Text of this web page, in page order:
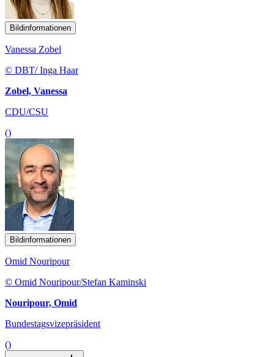
Bildinformationen
Vanessa Zobel
© DBT/ Inga Haar
Zobel, Vanessa
CDU/CSU
()
Bildinformationen
Omid Nouripour
© Omid Nouripour/Stefan Kaminski
Nouripour, Omid
Bundestagsvizepräsident
()